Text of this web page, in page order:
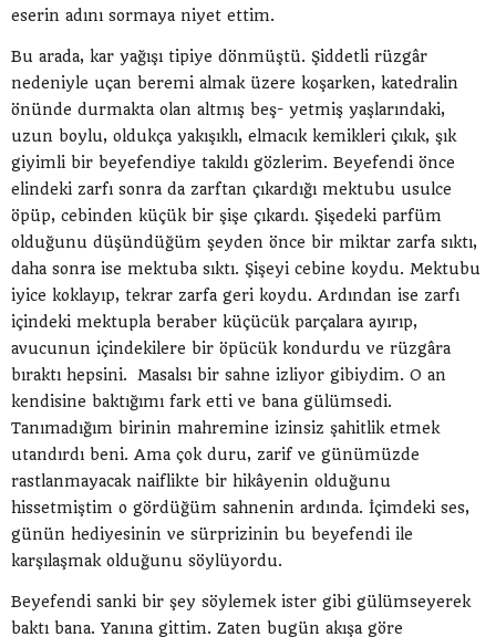
eserin adını sormaya niyet ettim.
Bu arada, kar yağışı tipiye dönmüştü. Şiddetli rüzgâr
nedeniyle uçan beremi almak üzere koşarken, katedralin
önünde durmakta olan altmış beş- yetmiş yaşlarındaki,
uzun boylu, oldukça yakışıklı, elmacık kemikleri çıkık, şık
giyimli bir beyefendiye takıldı gözlerim. Beyefendi önce
elindeki zarfı sonra da zarftan çıkardığı mektubu usulce
öpüp, cebinden küçük bir şişe çıkardı. Şişedeki parfüm
olduğunu düşündüğüm şeyden önce bir miktar zarfa sıktı,
daha sonra ise mektuba sıktı. Şişeyi cebine koydu. Mektubu
iyice koklayıp, tekrar zarfa geri koydu. Ardından ise zarfı
içindeki mektupla beraber küçücük parçalara ayırıp,
avucunun içindekilere bir öpücük kondurdu ve rüzgâra
bıraktı hepsini. Masalsı bir sahne izliyor gibiydim. O an
kendisine baktığımı fark etti ve bana gülümsedi.
Tanımadığım birinin mahremine izinsiz şahitlik etmek
utandırdı beni. Ama çok duru, zarif ve günümüzde
rastlanmayacak naiflikte bir hikâyenin olduğunu
hissetmiştim o gördüğüm sahnenin ardında. İçimdeki ses,
günün hediyesinin ve sürprizinin bu beyefendi ile
karşılaşmak olduğunu söylüyordu.
Beyefendi sanki bir şey söylemek ister gibi gülümseyerek
baktı bana. Yanına gittim. Zaten bugün akışa göre